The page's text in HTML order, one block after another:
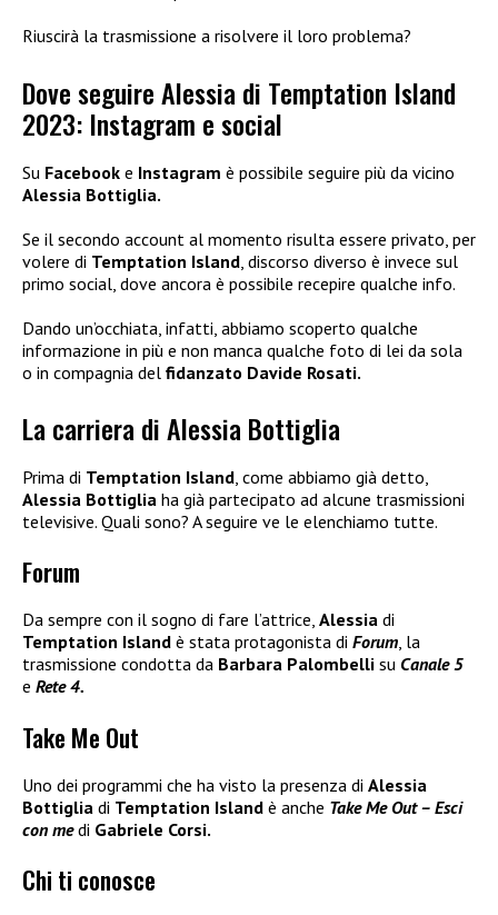
Riuscirà la trasmissione a risolvere il loro problema?
Dove seguire Alessia di Temptation Island
2023: Instagram e social
Su Facebook e Instagram è possibile seguire più da vicino
Alessia Bottiglia.
Se il secondo account al momento risulta essere privato, per
volere di Temptation Island , discorso diverso è invece sul
primo social, dove ancora è possibile recepire qualche info.
Dando un’occhiata, infatti, abbiamo scoperto qualche
informazione in più e non manca qualche foto di lei da sola
o in compagnia del fidanzato Davide Rosati.
La carriera di Alessia Bottiglia
Prima di Temptation Island , come abbiamo già detto,
Alessia Bottiglia ha già partecipato ad alcune trasmissioni
televisive. Quali sono? A seguire ve le elenchiamo tutte.
Forum
Da sempre con il sogno di fare l’attrice, Alessia di
Temptation Island è stata protagonista di Forum, la
trasmissione condotta da Barbara Palombelli su Canale 5
e Rete 4.
Take Me Out
Uno dei programmi che ha visto la presenza di Alessia
Bottiglia di Temptation Island è anche Take Me Out – Esci
con medi Gabriele Corsi.
Chi ti conosce